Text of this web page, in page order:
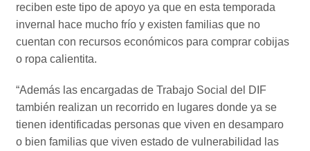
reciben este tipo de apoyo ya que en esta temporada
invernal hace mucho frío y existen familias que no
cuentan con recursos económicos para comprar cobijas
o ropa calientita.
“Además las encargadas de Trabajo Social del DIF
también realizan un recorrido en lugares donde ya se
tienen identificadas personas que viven en desamparo
o bien familias que viven estado de vulnerabilidad las